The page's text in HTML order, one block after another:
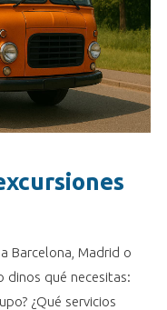
Barcelona, Madrid o
dinos qué necesitas:
¿Qué servicios